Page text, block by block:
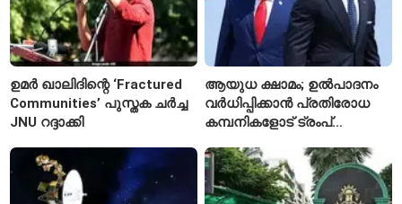
ഉമർ ഖാലിദിന്റെ ‘Fractured
Communities’ പുസ്തക ചർച്ച
JNU റദ്ദാക്കി
ആയുധ ക്ഷാമം; ഉൽപാദനം
വർധിപ്പിക്കാൻ പ്രതിരോധ
കമ്പനികളോട് ട്രംപ്